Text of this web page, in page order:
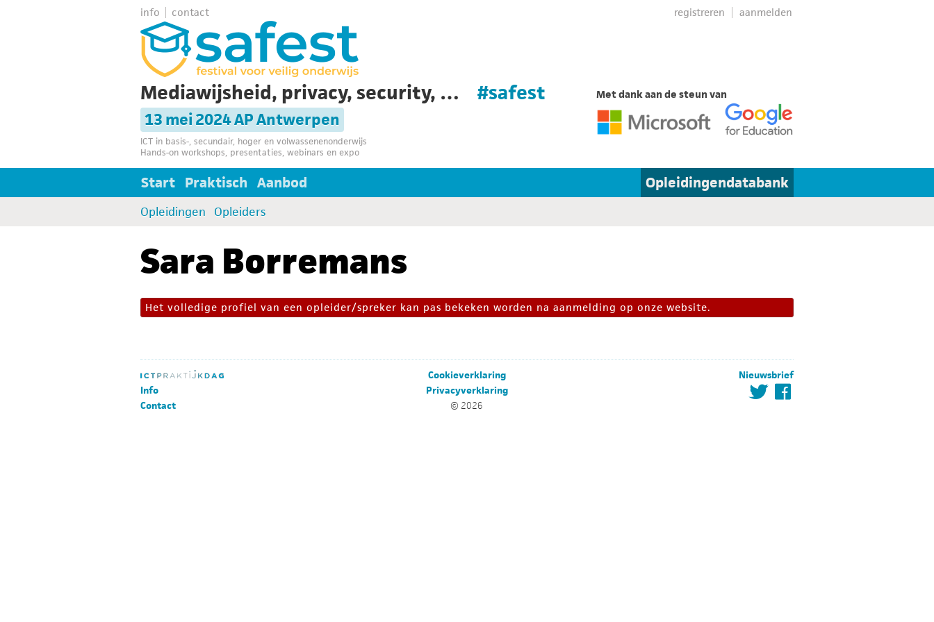
info contact aanmelden
registreren
Met dank aan de steun van
Mediawijsheid, privacy, security, … #safest
13 mei 2024 AP Antwerpen
ICT in basis-, secundair, hoger en volwassenenonderwijs
Hands-on workshops, presentaties, webinars en expo
Start Praktisch Aanbod Opleidingendatabank
Opleidingen Opleiders
Sara Borremans
Het volledige profiel van een opleider/spreker kan pas bekeken worden na aanmelding op onze website.
Info
Contact
Cookieverklaring
Privacyverklaring
© 2026
Nieuwsbrief